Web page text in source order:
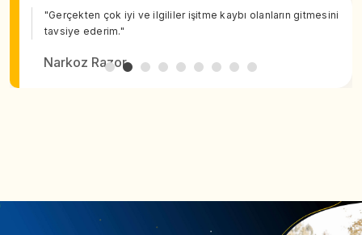
"Gerçekten çok iyi ve ilgililer işitme kaybı olanların gitmesini
tavsiye ederim."
Narkoz Razor